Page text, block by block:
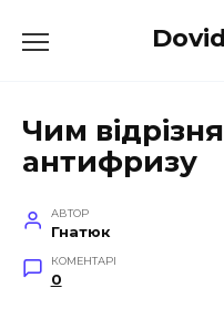
до
Чим
антифризу
АВТОР
Гнатюк
КОМЕНТАРІ
0